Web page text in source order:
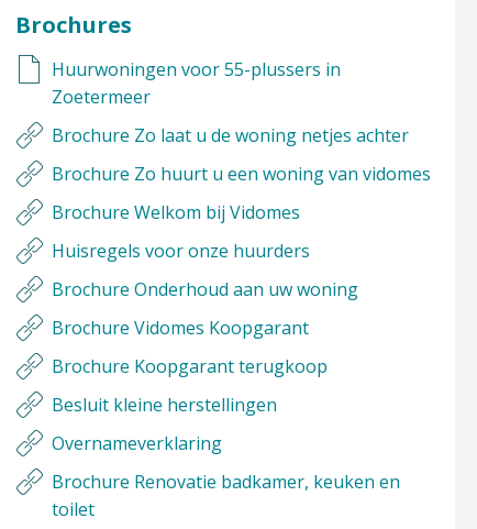
Brochures
Huurwoningen voor 55-plussers in
Zoetermeer
Brochure Zo laat u de woning netjes achter
Brochure Zo huurt u een woning van vidomes
Brochure Welkom bij Vidomes
Huisregels voor onze huurders
Brochure Onderhoud aan uw woning
Brochure Vidomes Koopgarant
Brochure Koopgarant terugkoop
Besluit kleine herstellingen
Overnameverklaring
Brochure Renovatie badkamer, keuken en
toilet